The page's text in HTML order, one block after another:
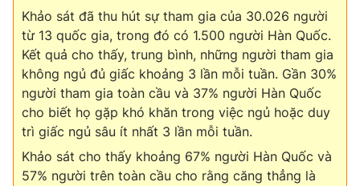
Liên hệ tòa soạn English
THỜI BÁO VTV
Theo dõi báo trên
Khảo sát đã thu hút sự tham gia của 30.026 người
từ 13 quốc gia, trong đó có 1.500 người Hàn Quốc.
Kết quả cho thấy, trung bình, những người tham gia
không ngủ đủ giấc khoảng 3 lần mỗi tuần. Gần 30%
người tham gia toàn cầu và 37% người Hàn Quốc
cho biết họ gặp khó khăn trong việc ngủ hoặc duy
trì giấc ngủ sâu ít nhất 3 lần mỗi tuần.
Khảo sát cho thấy khoảng 67% người Hàn Quốc và
57% người trên toàn cầu cho rằng căng thẳng là